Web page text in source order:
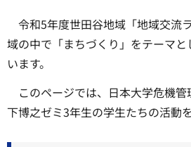
令和5年度世田谷地域「地域交流
域の中で「まちづくり」をテーマ
います。
このページでは、日本大学危機
下博之ゼミ3年生の学生たちの活動